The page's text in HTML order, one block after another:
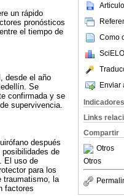
Como
Enviar
Indicadores
Links
Compartir
Otros
Otros
un rápido
pronósticos
el tiempo de
desde el año
Se
confirmada y se
supervivencia.
después
de
El uso de
para los
traumatismo, la
factores